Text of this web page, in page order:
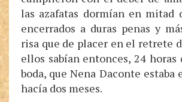
las azafatas dormían en mitad
encerrados a duras penas y
risa que de placer en el retrete
ellos sabían entonces, 24 horas
boda, que Nena Daconte estaba
hacía dos meses.